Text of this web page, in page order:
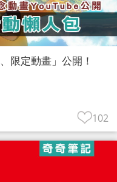
限定動畫」公開！
102